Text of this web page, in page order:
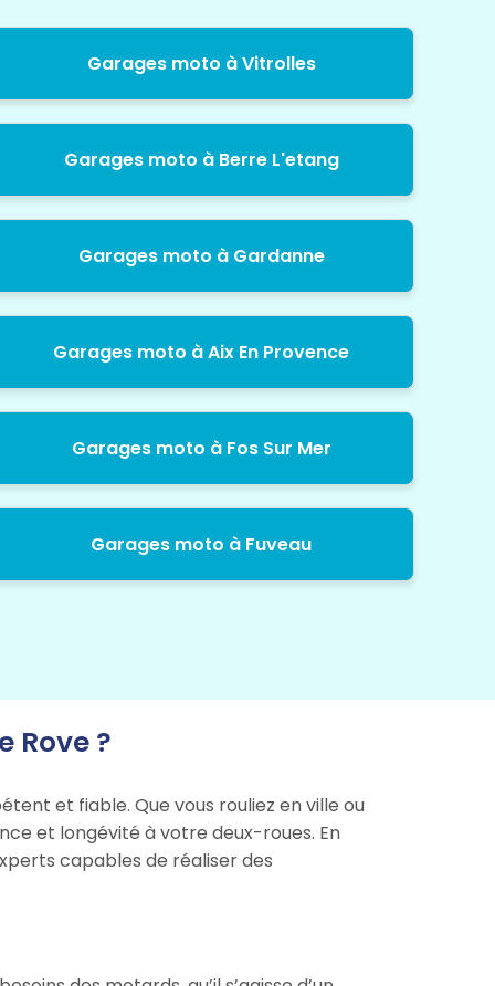
Garages moto à Vitrolles
Garages moto à Berre L'etang
Garages moto à Gardanne
Garages moto à Aix En Provence
Garages moto à Fos Sur Mer
Garages moto à Fuveau
Rove ?
et fiable. Que vous rouliez en ville ou
et longévité à votre deux-roues. En
capables de réaliser des